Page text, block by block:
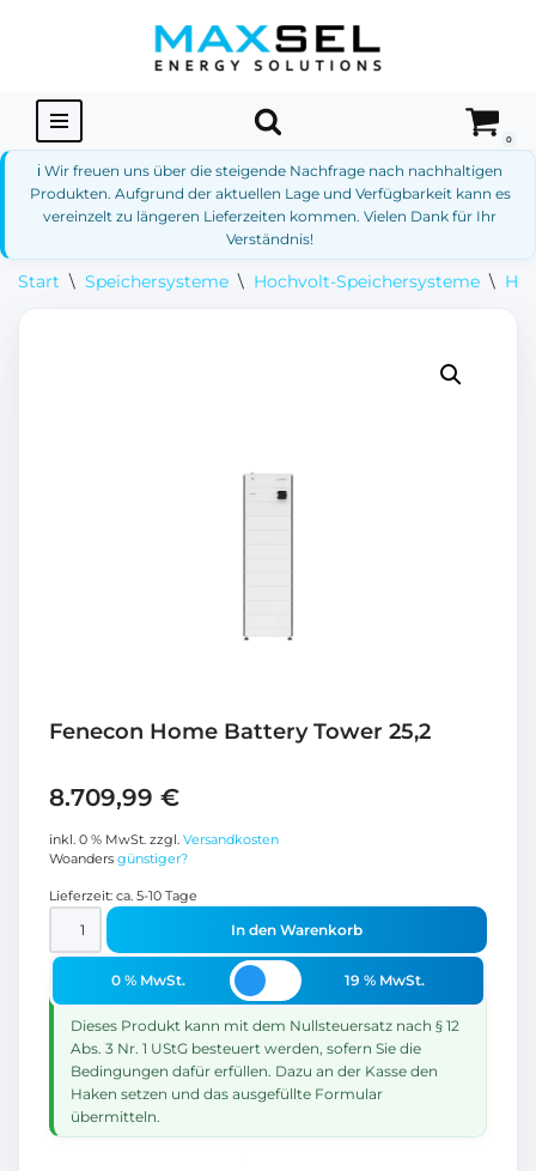
springen
0
ℹ️ Wir freuen uns über die steigende Nachfrage nach nachhaltigen
Produkten. Aufgrund der aktuellen Lage und Verfügbarkeit kann es
vereinzelt zu längeren Lieferzeiten kommen. Vielen Dank für Ihr
Verständnis!
Start \ Speichersysteme \ Hochvolt-Speichersysteme \
Fenecon Home Battery Tower 25,2
8.709,99 €
inkl. 0 % MwSt. zzgl. Versandkosten
Woanders günstiger?
Lieferzeit: ca. 5-10 Tage
In den Warenkorb
0 % MwSt. 19 % MwSt.
Dieses Produkt kann mit dem Nullsteuersatz nach § 12
Abs. 3 Nr. 1 UStG besteuert werden, sofern Sie die
Bedingungen dafür erfüllen. Dazu an der Kasse den
Haken setzen und das ausgefüllte Formular
übermitteln.